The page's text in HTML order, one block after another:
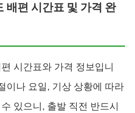
배편 시간표 및 가격 완
시간표와 가격 정보입니
이나 요일, 기상 상황에 따라
있으니, 출발 직전 반드시